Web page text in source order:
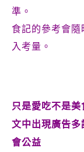
準。
食記的參考會
入考量。
只是愛吃不是
文中出現廣告
會公益